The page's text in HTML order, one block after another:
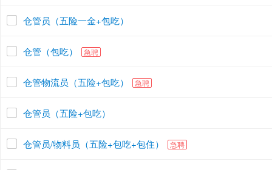
仓管员（五险一金+包吃）
仓管（包吃） 急聘
仓管物流员（五险+包吃） 急聘
仓管员（五险+包吃）
仓管员/物料员（五险+包吃+包住） 急聘